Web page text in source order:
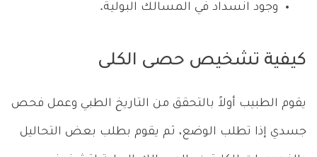
وجود انسداد في المسالك البولية.
كيفية تشخيص حصى الكلى
يقوم الطبيب أولاً بالتحقق من التاريخ الطبي وعمل فحص
جسدي إذا تطلب الوضع، ثم يقوم بطلب بعض التحاليل